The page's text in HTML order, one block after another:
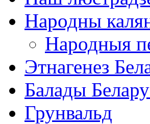
Народны
Народныя
Этнагенез
Балады
Грунвальд